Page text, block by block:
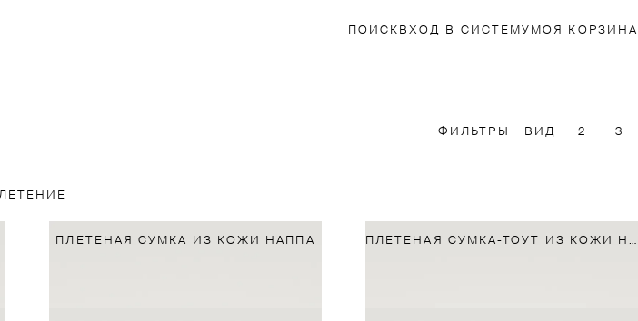
ПОИСК ВХОД В СИСТЕМУ МОЯ КОРЗИНА
ФИЛЬТРЫ ВИД 2 3
ПЛЕТЕНАЯ СУМКА ИЗ КОЖИ НАППА ПЛЕТЕНАЯ СУМКА-ТОУТ ИЗ КОЖИ НАППА